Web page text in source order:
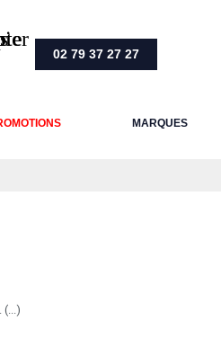
02 79 37 27 27
MARQUES